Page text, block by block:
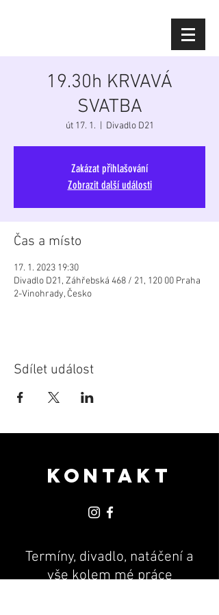
19.30h KRVAVÁ
SVATBA
út 17. 1. Divadlo D21
Zakázat přihlašování
Zobrazit další události
Čas a místo
17. 1. 2023 19:30
Divadlo D21, Záhřebská 468 / 21, 120 00 Praha
2-Vinohrady, Česko
Sdílet událost
KONTAKT
Termíny, divadlo, natáčení a
vše kolem mé práce